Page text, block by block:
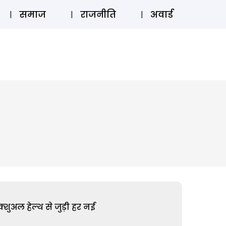
लॉग इन ⚲ SUBSCRIBE
समाज राजनीति अवार्ड
हेल्थ से जुड़ी हर नई